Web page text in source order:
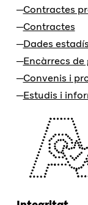
Contractes
Contractes
Dades
Encàrrecs de
Convenis i
Estudis i